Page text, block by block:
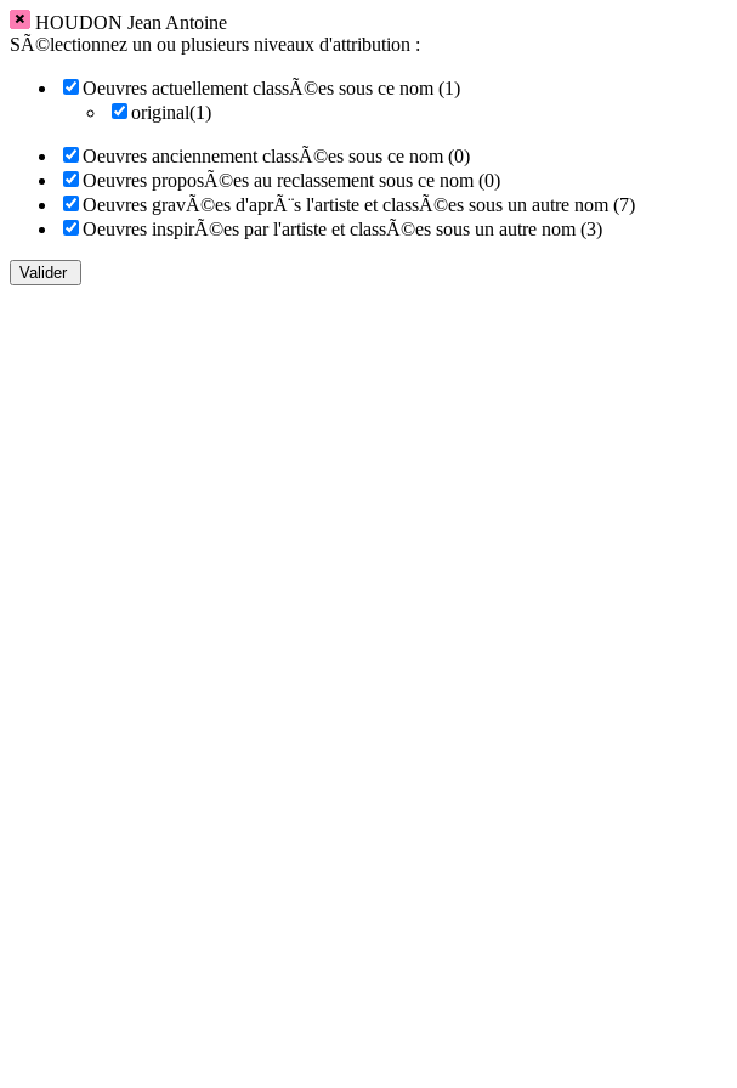
HOUDON Jean Antoine
SÃ©lectionnez un ou plusieurs niveaux d'attribution :
Oeuvres actuellement classÃ©es sous ce nom (1)
original(1)
Oeuvres anciennement classÃ©es sous ce nom (0)
Oeuvres proposÃ©es au reclassement sous ce nom (0)
Oeuvres gravÃ©es d'aprÃ¨s l'artiste et classÃ©es sous un autre nom (7)
Oeuvres inspirÃ©es par l'artiste et classÃ©es sous un autre nom (3)
Valider